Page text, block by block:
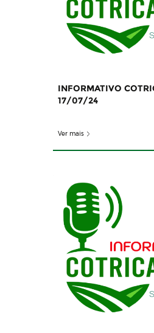
INFORMATIVO
17/07/24
Ver mais